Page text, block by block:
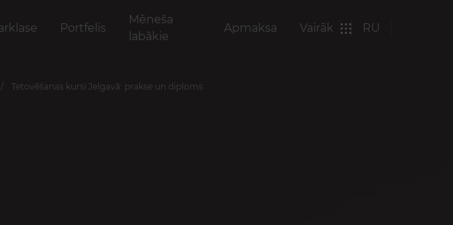
Portfelis
Mēneša
labākie
Apmaksa Vairāk RU
Tetovēšanas kursi Jelgavā: prakse un diploms